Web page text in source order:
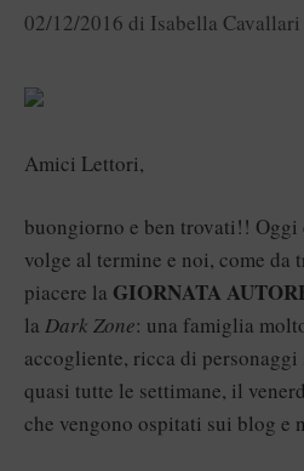
02/12/2016 di Isabella Cavallari
Amici Lettori,
buongiorno e ben trovati!! Oggi
volge al termine e noi, come da
piacere la GIORNATA
la Dark Zone: una famiglia
accogliente, ricca di
quasi tutte le settimane, il
che vengono ospitati sui blog e